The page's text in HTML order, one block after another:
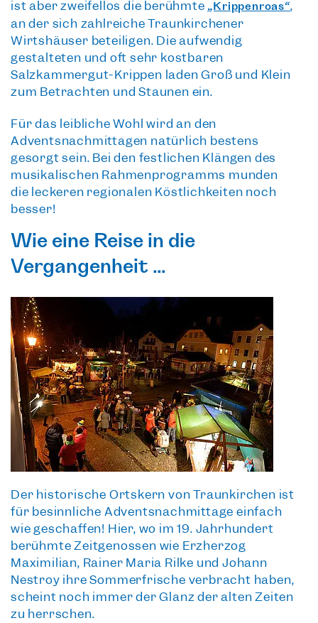
ist aber zweifellos die berühmte „Krippenroas“,
an der sich zahlreiche Traunkirchener
Wirtshäuser beteiligen. Die aufwendig
gestalteten und oft sehr kostbaren
Salzkammergut-Krippen laden Groß und Klein
zum Betrachten und Staunen ein.
Für das leibliche Wohl wird an den
Adventsnachmittagen natürlich bestens
gesorgt sein. Bei den festlichen Klängen des
musikalischen Rahmenprogramms munden
die leckeren regionalen Köstlichkeiten noch
besser!
Wie eine Reise in die
Vergangenheit …
Der historische Ortskern von Traunkirchen ist
für besinnliche Adventsnachmittage einfach
wie geschaffen! Hier, wo im 19. Jahrhundert
berühmte Zeitgenossen wie Erzherzog
Maximilian, Rainer Maria Rilke und Johann
Nestroy ihre Sommerfrische verbracht haben,
scheint noch immerder Glanz der alten Zeiten
zu herrschen.